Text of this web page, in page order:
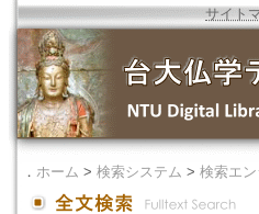
サイト
． ホーム > 検索システム > 検索エン